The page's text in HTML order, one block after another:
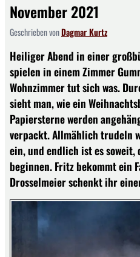
November 2021
Geschrieben vonDagmar Kurtz
Heiliger Abend in einer
spielen in einem Zimmer
Wohnzimmer tut sich was.
sieht man, wie ein
Papiersterne werden
verpackt. Allmählich trudeln
ein, und endlich ist es soweit,
beginnen. Fritz bekommt ein
Drosselmeier schenkt ihr